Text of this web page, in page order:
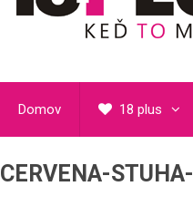
Domov 18 plus
CERVENA-